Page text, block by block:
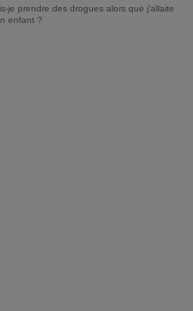
je prendre des drogues alors que j'allaite
enfant ?